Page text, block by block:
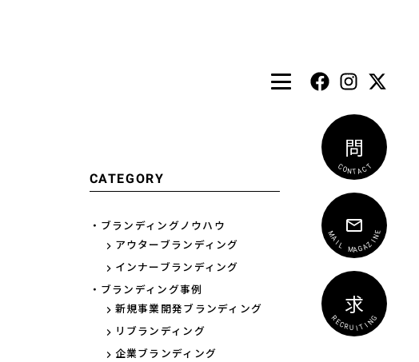
C
ONTA
C
T
問
M
A
ILMA
G
A
Z
I
N
E
R
E
C
RUITI
N
G
求
CATEGORY
・ブランディングノウハウ
アウターブランディング
インナーブランディング
・ブランディング事例
新規事業開発ブランディング
リブランディング
企業ブランディング